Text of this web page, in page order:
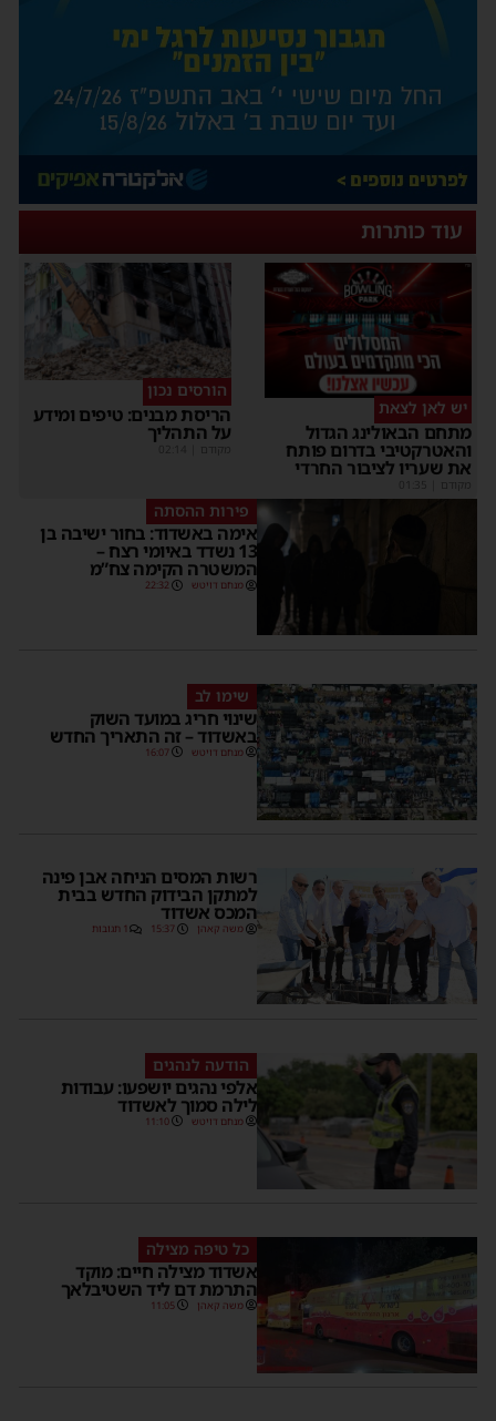
עוד כותרות
יש לאן לצאת
מתחם הבאולינג הגדול
והאטרקטיבי בדרום פותח
את שעריו לציבור החרדי
מקודם
הורסים נכון
הריסת מבנים: טיפים ומידע
על התהליך
מקודם
פירות ההסתה
אימה באשדוד: בחור ישיבה בן
13 נשדד באיומי רצח –
המשטרה הקימה צח”מ
מנחם דויטש 22:32
שימו לב
שינוי חריג במועד השוק
באשדוד – זה התאריך החדש
מנחם דויטש 16:07
רשות המסים הניחה אבן פינה
למתקן הבידוק החדש בבית
המכס אשדוד
משה קאהן 15:37 1 תגובות
הודעה לנהגים
אלפי נהגים יושפעו: עבודות
לילה סמוך לאשדוד
מנחם דויטש 11:10
כל טיפה מצילה
אשדוד מצילה חיים: מוקד
התרמת דם ליד השטיבלאך
משה קאהן 11:05